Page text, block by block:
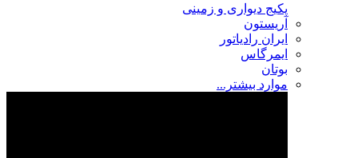
پکیج دیواری و زمینی
آریستون
ایران رادیاتور
ایمرگاس
بوتان
موارد بیشتر...